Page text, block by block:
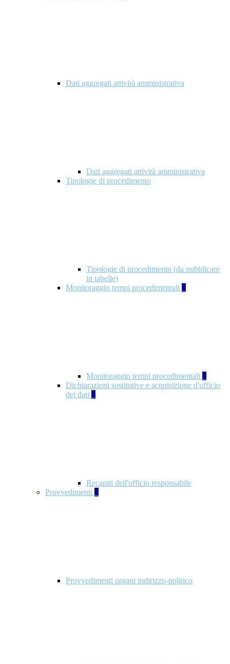
Dati aggregati attività amministrativa
Dati aggregati attività amministrativa
Tipologie di procedimento
Tipologie di procedimento (da pubblicare
in tabelle)
Monitoraggio tempi procedimentali 4
Monitoraggio tempi procedimentali 4
Dichiarazioni sostitutive e acquisizione d'ufficio
dei dati 1
Recapiti dell'ufficio responsabile
Provvedimenti 3
Provvedimenti organi indirizzo-politico